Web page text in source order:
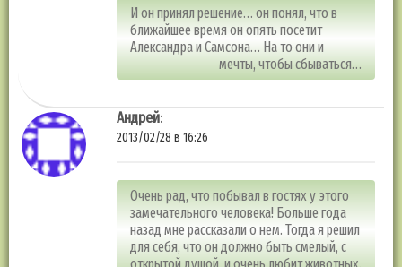
И он принял решение… он понял, что в
ближайшее время он опять посетит
Александра и Самсона… На то они и
мечты, чтобы сбываться…
Андрей:
2013/02/28 в 16:26
Очень рад, что побывал в гостях у этого
замечательного человека! Больше года
назад мне рассказали о нем. Тогда я решил
для себя, что он должно быть смелый, с